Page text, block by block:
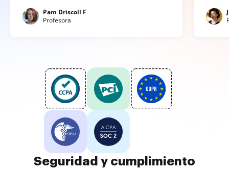
Pam Driscoll F
Profesora
Seguridad y cumplimiento